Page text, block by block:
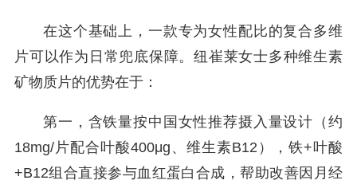
在这个基础上，一款专为女性配比的复合多维
片可以作为日常兜底保障。纽崔莱女士多种维生素
矿物质片的优势在于：
第一，含铁量按中国女性推荐摄入量设计（约
18mg/片配合叶酸400μg、维生素B12），铁+叶酸
+B12组合直接参与血红蛋白合成，帮助改善因月经